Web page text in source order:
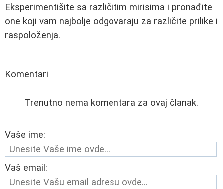
Eksperimentišite sa različitim mirisima i pronađite
one koji vam najbolje odgovaraju za različite prilike i
raspoloženja.
Komentari
Trenutno nema komentara za ovaj članak.
Vaše ime:
Vaš email: